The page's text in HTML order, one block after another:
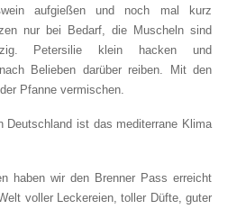
aufgießen und noch mal kurz
nur bei Bedarf, die Muscheln sind
Petersilie klein hacken und
Belieben darüber reiben. Mit den
Pfanne vermischen.
Deutschland ist das mediterrane Klima
haben wir den Brenner Pass erreicht
voller Leckereien, toller Düfte, guter